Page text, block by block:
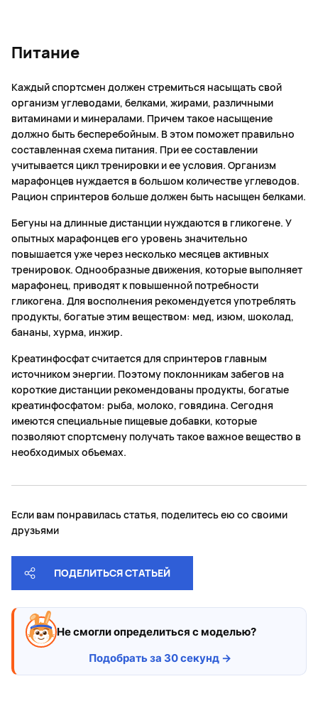
Питание
Каждый спортсмен должен стремиться насыщать свой
организм углеводами, белками, жирами, различными
витаминами и минералами. Причем такое насыщение
должно быть бесперебойным. В этом поможет правильно
составленная схема питания. При ее составлении
учитывается цикл тренировки и ее условия. Организм
марафонцев нуждается в большом количестве углеводов.
Рацион спринтеров больше должен быть насыщен белками.
Бегуны на длинные дистанции нуждаются в гликогене. У
опытных марафонцев его уровень значительно
повышается уже через несколько месяцев активных
тренировок. Однообразные движения, которые выполняет
марафонец, приводят к повышенной потребности
гликогена. Для восполнения рекомендуется употреблять
продукты, богатые этим веществом: мед, изюм, шоколад,
бананы, хурма, инжир.
Креатинфосфат считается для спринтеров главным
источником энергии. Поэтому поклонникам забегов на
короткие дистанции рекомендованы продукты, богатые
креатинфосфатом: рыба, молоко, говядина. Сегодня
имеются специальные пищевые добавки, которые
позволяют спортсмену получать такое важное вещество в
необходимых объемах.
Если вам понравилась статья, поделитесь ею со своими
друзьями
ПОДЕЛИТЬСЯ СТАТЬЕЙ
Не смогли определиться с моделью?
Подобрать за 30 секунд →